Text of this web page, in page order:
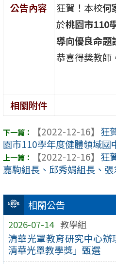
相關公告
2026-07-14 教學組
清華光罩教育研究中心
清華光罩教學獎」甄選
公告內容
狂賀！本校何
於桃園市110
導向優良命題
恭喜得獎教師
相關附件
【2022-12-16】 狂
園市110學年度健體領域國
【2022-12-16】 狂
嘉駒組長、邱秀娟組長、